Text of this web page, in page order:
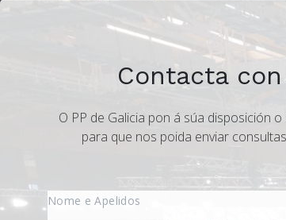
Contacta
O PP de Galicia pon á súa disposición
para que nos poida enviar